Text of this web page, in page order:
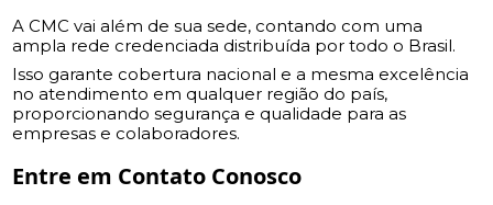
A CMC vai além de sua sede, contando com uma
ampla rede credenciada distribuída por todo o Brasil.
Isso garante cobertura nacional e a mesma excelência
no atendimento em qualquer região do país,
proporcionando segurança e qualidade para as
empresas e colaboradores.
Entre em Contato Conosco